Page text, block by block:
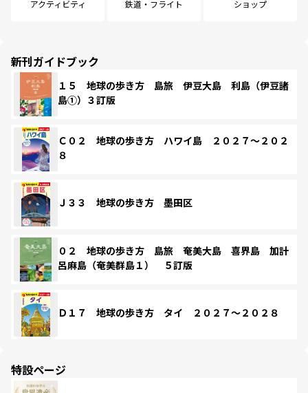
アクティビティ 鉄道・フライト ショップ
新刊ガイドブック
１５ 地球の歩き方 島旅 伊豆大島 利島（伊豆諸
島①）３訂版
Ｃ０２ 地球の歩き方 ハワイ島 ２０２７～２０２
８
Ｊ３３ 地球の歩き方 墨田区
０２ 地球の歩き方 島旅 奄美大島 喜界島 加計
呂麻島（奄美群島１） ５訂版
Ｄ１７ 地球の歩き方 タイ ２０２７～２０２８
特設ページ